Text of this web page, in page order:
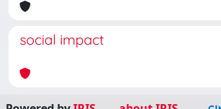
social impact